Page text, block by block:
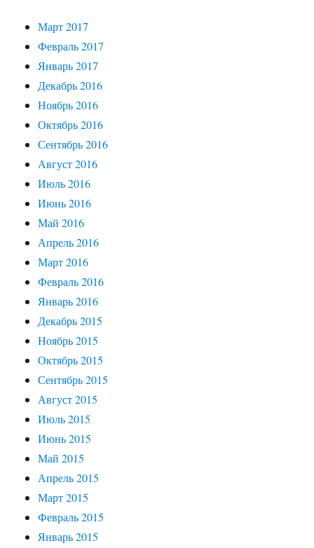
Март 2017
Февраль 2017
Январь 2017
Декабрь 2016
Ноябрь 2016
Октябрь 2016
Сентябрь 2016
Август 2016
Июль 2016
Июнь 2016
Май 2016
Апрель 2016
Март 2016
Февраль 2016
Январь 2016
Декабрь 2015
Ноябрь 2015
Октябрь 2015
Сентябрь 2015
Август 2015
Июль 2015
Июнь 2015
Май 2015
Апрель 2015
Март 2015
Февраль 2015
Январь 2015